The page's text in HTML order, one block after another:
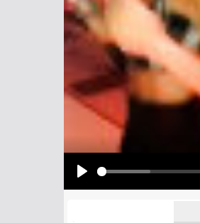
Name:
E-Mail-Adresse (optional):
Kommentar:
Alle HTML-Tags außer <br>, <strike>
URLs werden automatisch
Ich möchte eine E-Mail,